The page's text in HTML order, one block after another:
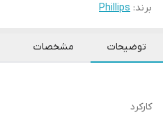
برند: Phillips
توضیحات مشخصات
کارکرد